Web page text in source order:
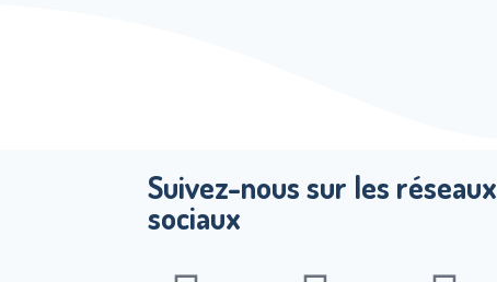
Suivez-nous sur les réseaux
sociaux